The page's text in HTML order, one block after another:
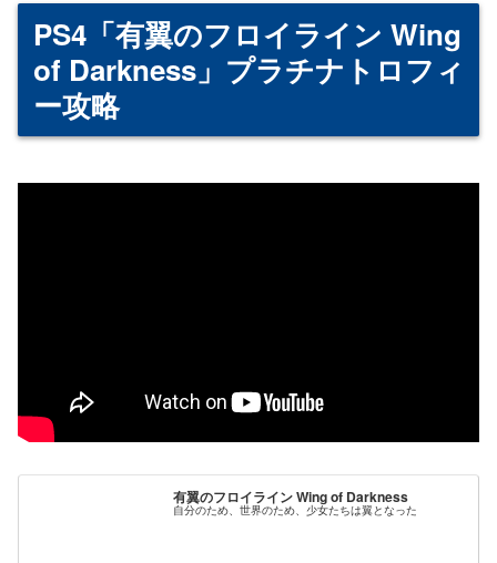
PS4「有翼のフロイライン Wing
of Darkness」プラチナトロフィ
ー攻略
有翼のフロイライン Wing of Darkness
自分のため、世界のため、少女たちは翼となった